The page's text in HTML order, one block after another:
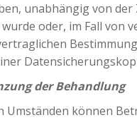
unabhängig von
oder, im Fall von
der Behandlung
Umständen können